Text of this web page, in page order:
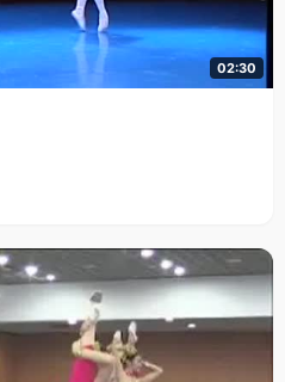
02:30